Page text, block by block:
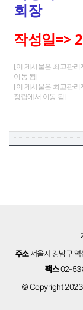
회장
작성일=>
[이 게시물은 최고관
이동 됨]
[이 게시물은 최고관
정립에서 이동 됨]
주소서울시 강남구
팩스02-
© Copyright 2023.